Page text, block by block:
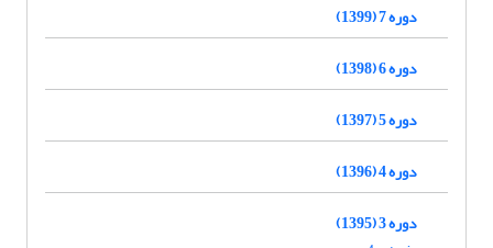
دوره 7 (1399)
دوره 6 (1398)
دوره 5 (1397)
دوره 4 (1396)
دوره 3 (1395)